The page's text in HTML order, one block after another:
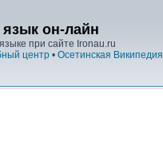
он-лайн
при сайте Ironau.ru
центр • Осетинская Википедия